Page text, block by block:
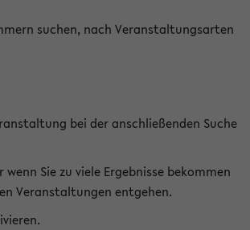
suchen, nach Veranstaltungsarten
bei der anschließenden Suche
Sie zu viele Ergebnisse bekommen
Veranstaltungen entgehen.